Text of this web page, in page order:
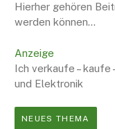
Hierher gehören
werden können…
Anzeige
Ich verkaufe – kaufe
und Elektronik
NEUES THEMA